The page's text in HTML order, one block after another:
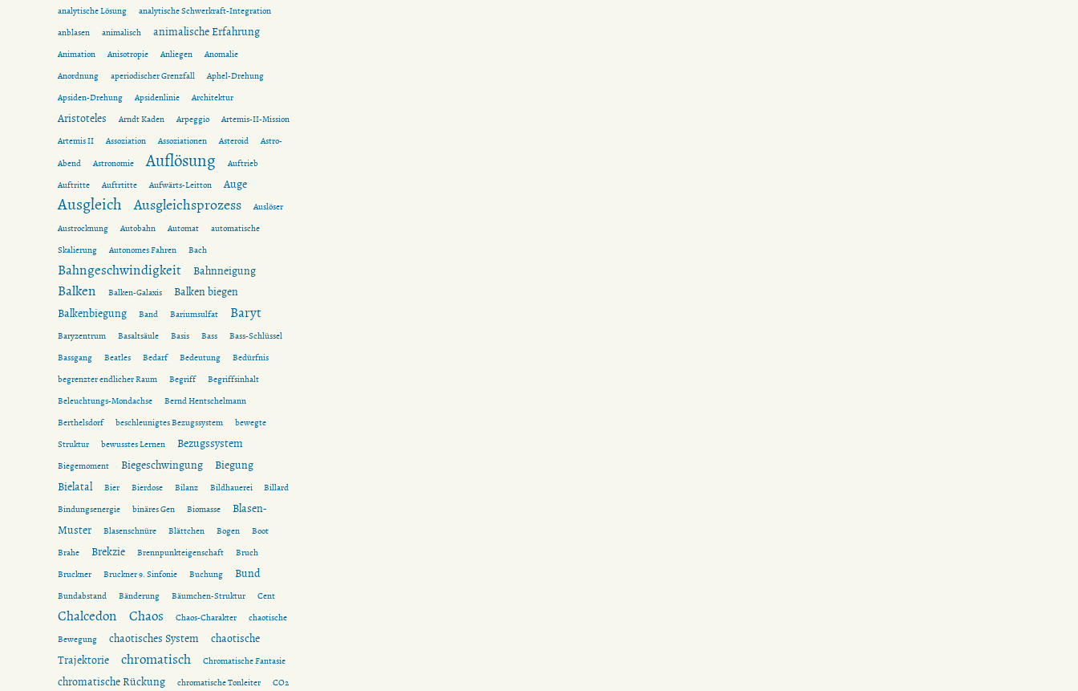
analytische Lösung
analytische Schwerkraft-Integration
anblasen
animalisch animalische Erfahrung
Animation Anisotropie Anliegen
Anomalie
Anordnung
aperiodischer Grenzfall
Aphel-Drehung
Apsiden-Drehung
Apsidenlinie Architektur
Aristoteles Arndt Kaden Arpeggio
Artemis-II-Mission
Artemis II
Assoziation Assoziationen Asteroid
Astro-
Abend
Astronomie Auflösung
Auftrieb
Auftritte
Auftrtitte Aufwärts-Leitton Auge
Ausgleich Ausgleichsprozess
Auslöser
Austrocknung
Autobahn Automat
automatische
Skalierung
Autonomes Fahren Bach
Bahngeschwindigkeit Bahnneigung
Balken Balken-Galaxis
Balken biegen
Balkenbiegung
Band Bariumsulfat Baryt
Baryzentrum Basaltsäule Basis Bass
Bass-Schlüssel
Bassgang
Beatles Bedarf Bedeutung
Bedürfnis
begrenzter endlicher Raum
Begriff
Begriffsinhalt
Beleuchtungs-Mondachse
Bernd Hentschelmann
Berthelsdorf
beschleunigtes Bezugssystem
bewegte
Struktur
bewusstes Lernen Bezugssystem
Biegemoment Biegeschwingung
Biegung
Bielatal
Bier Bierdose Bilanz Bildhauerei
Billard
Bindungsenergie
binäres Gen Biomasse
Blasen-
Muster
Blasenschnüre Blättchen Bogen
Boot
Brahe
Brekzie Brennpunkteigenschaft
Bruch
Bruckner
Bruckner 9. Sinfonie Buchung Bund
Bundabstand Bänderung Bäumchen-Struktur Cent
Chalcedon Chaos Chaos-Charakter
chaotische
Bewegung
chaotisches System
chaotische
Trajektorie
chromatisch Chromatische Fantasie
chromatische Rückung chromatische Tonleiter
CO2